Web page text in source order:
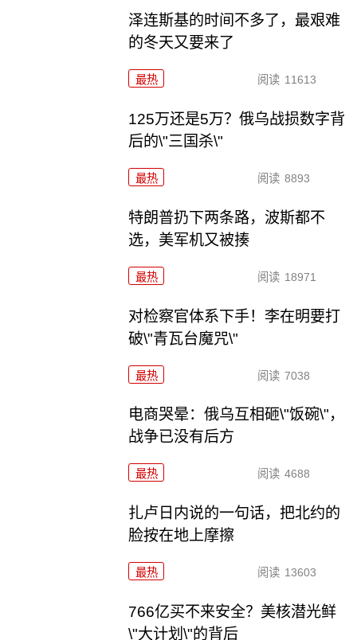
泽连斯基的时间不多了，最艰难
的冬天又要来了
最热 阅读 11613
125万还是5万？俄乌战损数字背
后的\"三国杀\"
最热 阅读 8893
特朗普扔下两条路，波斯都不
选，美军机又被揍
最热 阅读 18971
对检察官体系下手！李在明要打
破\"青瓦台魔咒\"
最热 阅读 7038
电商哭晕：俄乌互相砸\"饭碗\"，
战争已没有后方
最热 阅读 4688
扎卢日内说的一句话，把北约的
脸按在地上摩擦
最热 阅读 13603
766亿买不来安全？美核潜光鲜
\"大计划\"的背后